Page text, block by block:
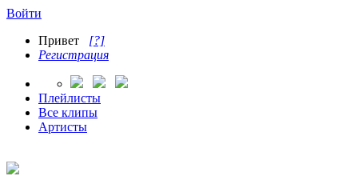
Войти
Привет [?]
Регистрация
Плейлисты
Все клипы
Артисты